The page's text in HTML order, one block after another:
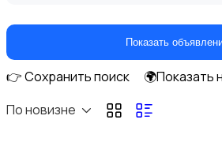
Домашние кинотеатры
Показать
👉 Сохранить поиск
🌍Показать
По новизне